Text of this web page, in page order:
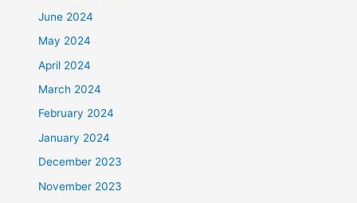
June 2024
May 2024
April 2024
March 2024
February 2024
January 2024
December 2023
November 2023